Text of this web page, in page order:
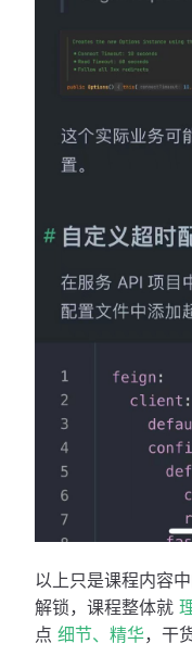
以上只是课程内容
解锁，课程整体就
点 细节、精华，干